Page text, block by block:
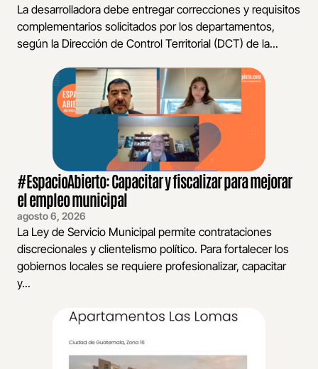
La desarrolladora debe entregar correcciones y requisitos
complementarios solicitados por los departamentos,
según la Dirección de Control Territorial (DCT) de la...
#EspacioAbierto: Capacitar y fiscalizar para mejorar
el empleo municipal
agosto 6, 2026
La Ley de Servicio Municipal permite contrataciones
discrecionales y clientelismo político. Para fortalecer los
gobiernos locales se requiere profesionalizar, capacitar
y...